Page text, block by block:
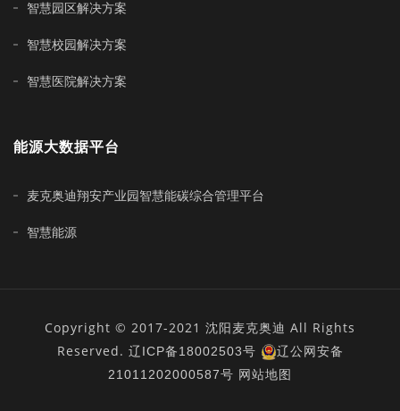
智慧园区解决方案
智慧校园解决方案
智慧医院解决方案
能源大数据平台
麦克奥迪翔安产业园智慧能碳综合管理平台
智慧能源
Copyright © 2017-2021 沈阳麦克奥迪 All Rights
Reserved. 辽ICP备18002503号
辽公网安备
21011202000587号 网站地图